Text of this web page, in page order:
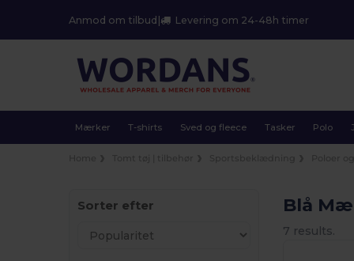
Anmod om tilbud | Levering om 24-48h timer
Mærker T-shirts Sved og fleece Tasker Polo
Sorter efter Blå
7 results.